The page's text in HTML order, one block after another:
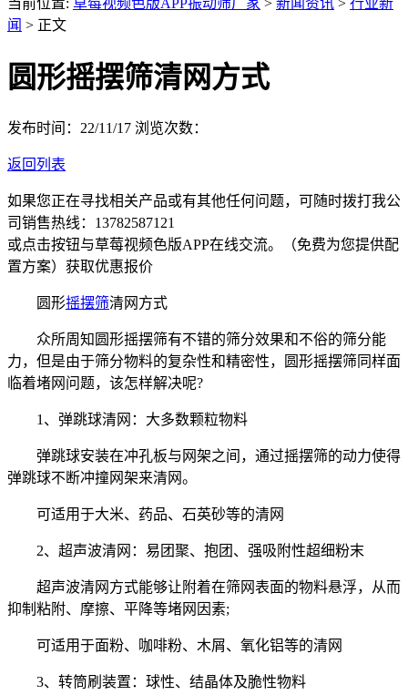
闻 > 正文
圆形摇摆筛清网方式
发布时间：22/11/17 浏览次数：
返回列表
如果您正在寻找相关产品或有其他任何问题，可随时拨打我公
司销售热线： 13782587121
或点击按钮与草莓视频色版APP在线交流。（免费为您提供配
置方案） 获取优惠报价
圆形摇摆筛清网方式
众所周知圆形摇摆筛有不错的筛分效果和不俗的筛分能
力，但是由于筛分物料的复杂性和精密性，圆形摇摆筛同样面
临着堵网问题，该怎样解决呢?
1、弹跳球清网：大多数颗粒物料
弹跳球安装在冲孔板与网架之间，通过摇摆筛的动力使得
弹跳球不断冲撞网架来清网。
可适用于大米、药品、石英砂等的清网
2、超声波清网：易团聚、抱团、强吸附性超细粉末
超声波清网方式能够让附着在筛网表面的物料悬浮，从而
抑制粘附、摩擦、平降等堵网因素;
可适用于面粉、咖啡粉、木屑、氧化铝等的清网
3、转筒刷装置：球性、结晶体及脆性物料